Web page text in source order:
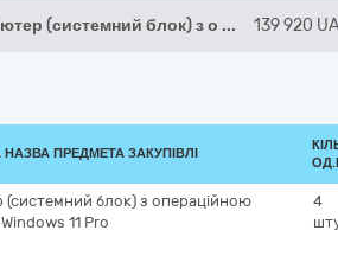
(системний блок) з о ... 139 920
ПРЕДМЕТА ЗАКУПІВЛІ
блок) з операційною
11 Pro
4